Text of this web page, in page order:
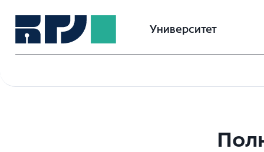
Университет